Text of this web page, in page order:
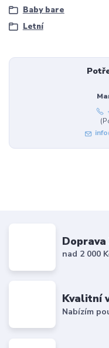
Baby bare
Letní
Doprava
nad 2 000
Kvalitní
Nabízím